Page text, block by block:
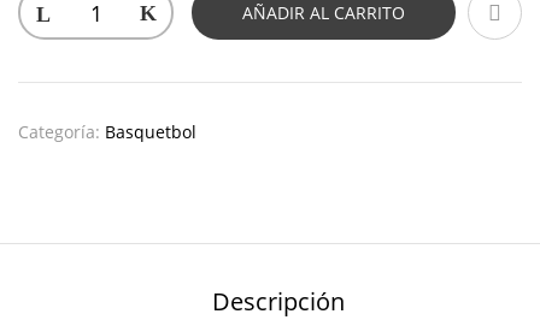
AÑADIR AL CARRITO
Categoría: Basquetbol
Descripción